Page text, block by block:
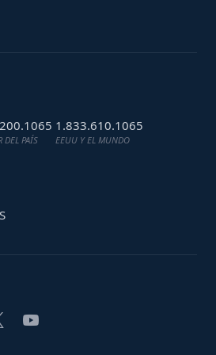
DEL PAÍS
1.833.610.1065
EEUU Y EL MUNDO